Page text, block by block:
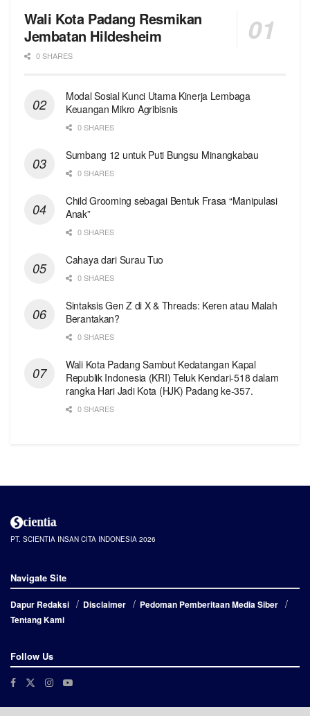
Wali Kota Padang Resmikan
Jembatan Hildesheim
0 SHARES
Modal Sosial Kunci Utama Kinerja Lembaga
Keuangan Mikro Agribisnis
0 SHARES
Sumbang 12 untuk Puti Bungsu Minangkabau
0 SHARES
Child Grooming sebagai Bentuk Frasa “Manipulasi
Anak”
0 SHARES
Cahaya dari Surau Tuo
0 SHARES
Sintaksis Gen Z di X & Threads: Keren atau Malah
Berantakan?
0 SHARES
Wali Kota Padang Sambut Kedatangan Kapal
Republik Indonesia (KRI) Teluk Kendari-518 dalam
rangka Hari Jadi Kota (HJK) Padang ke-357.
0 SHARES
PT. SCIENTIA INSAN CITA INDONESIA 2026
Navigate Site
Dapur Redaksi Disclaimer
Pedoman Pemberitaan Media Siber
Tentang Kami
Follow Us